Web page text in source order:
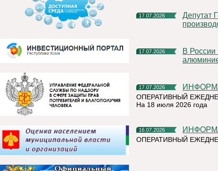
17.07.2026
Депутат Госдумы Мария Бутина познакомилась с
17.07.2026
В России впервые прошли биржевые торги первичным
17.07.2026
ОПЕРАТИВНЫЙ
На 18 июля 2026 года
16.07.2026
ОПЕРАТИВНЫЙ